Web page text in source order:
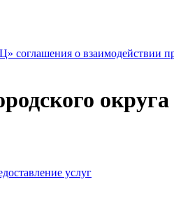
соглашения о взаимодействии
услуг